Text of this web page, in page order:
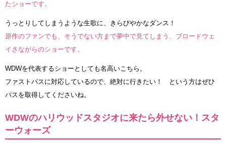
たショーです。
うっとりしてしまうような生歌に、きらびやかなダンス！
原作のファンでも、そうでない方まで夢中で見てしまう、ブロードウェ
イさながらのショーです。
WDWを代表するショーとしても名高いこちら。
ファストパスに対応しているので、絶対に行きたい！ という方はぜひ
パスを取得してくださいね。
WDWのハリウッドスタジオに来たら外せない！スタ
ーウォーズ